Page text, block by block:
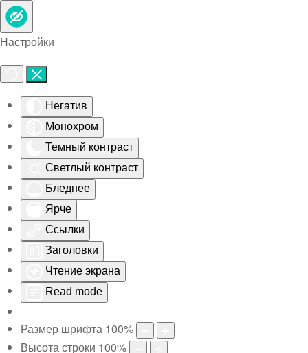
Настройки
Негатив
Монохром
Темный контраст
Светлый контраст
Бледнее
Ярче
Ссылки
Заголовки
Чтение экрана
Read mode
Размер шрифта 100%
Высота строки 100%
Skip to main content